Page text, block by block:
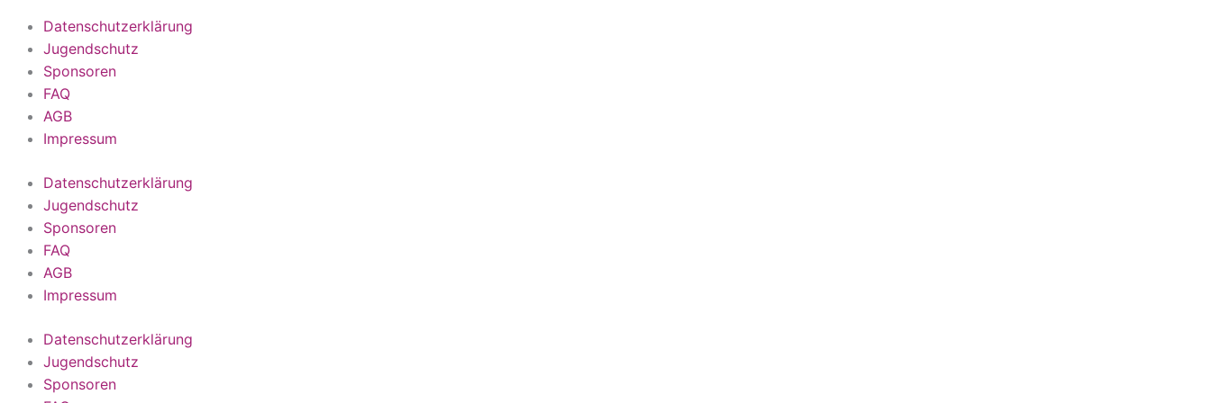
Datenschutzerklärung
Jugendschutz
Sponsoren
FAQ
AGB
Impressum
Datenschutzerklärung
Jugendschutz
Sponsoren
FAQ
AGB
Impressum
Datenschutzerklärung
Jugendschutz
Sponsoren